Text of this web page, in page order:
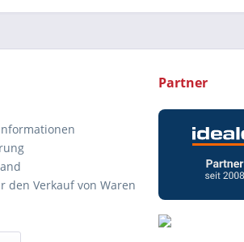
den Verkauf von Waren
Partner